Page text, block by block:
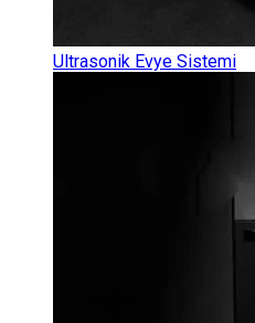
Ultrasonik Evye Sistemi